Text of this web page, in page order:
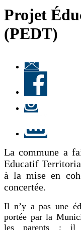
Projet
(PEDT)
d'information
« Culture à
Ville-
d'Avray
»
Facebook
La commune a
Educatif
à la mise en
concertée.
Il n’y a pas une
portée par la
les parents ; il